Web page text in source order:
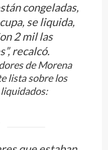
congeladas,
se liquida,
2 mil las
recalcó.
de Morena
lista sobre los